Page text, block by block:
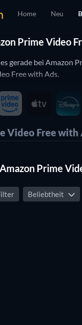
Home Neu
Prime Video
gerade bei Amazon
Free with Ads.
Video Free with
Prime
Beliebtheit